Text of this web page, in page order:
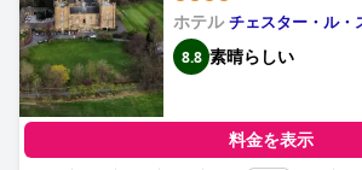
ホテルチェスター・ル・
8.8 素晴らしい
料金を表示